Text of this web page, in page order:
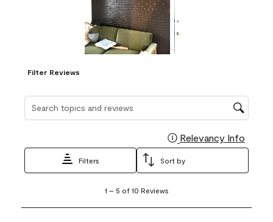
Filter Reviews
Relevancy Info
Filters Sort by
5
1 – 5 of 10 Reviews